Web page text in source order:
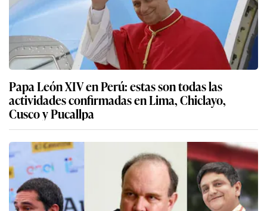
Papa León XIV en Perú: estas son todas las
actividades confirmadas en Lima, Chiclayo,
Cusco y Pucallpa